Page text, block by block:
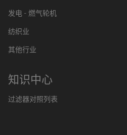
发电 - 燃气轮机
纺织业
其他行业
知识中心
过滤器对照列表